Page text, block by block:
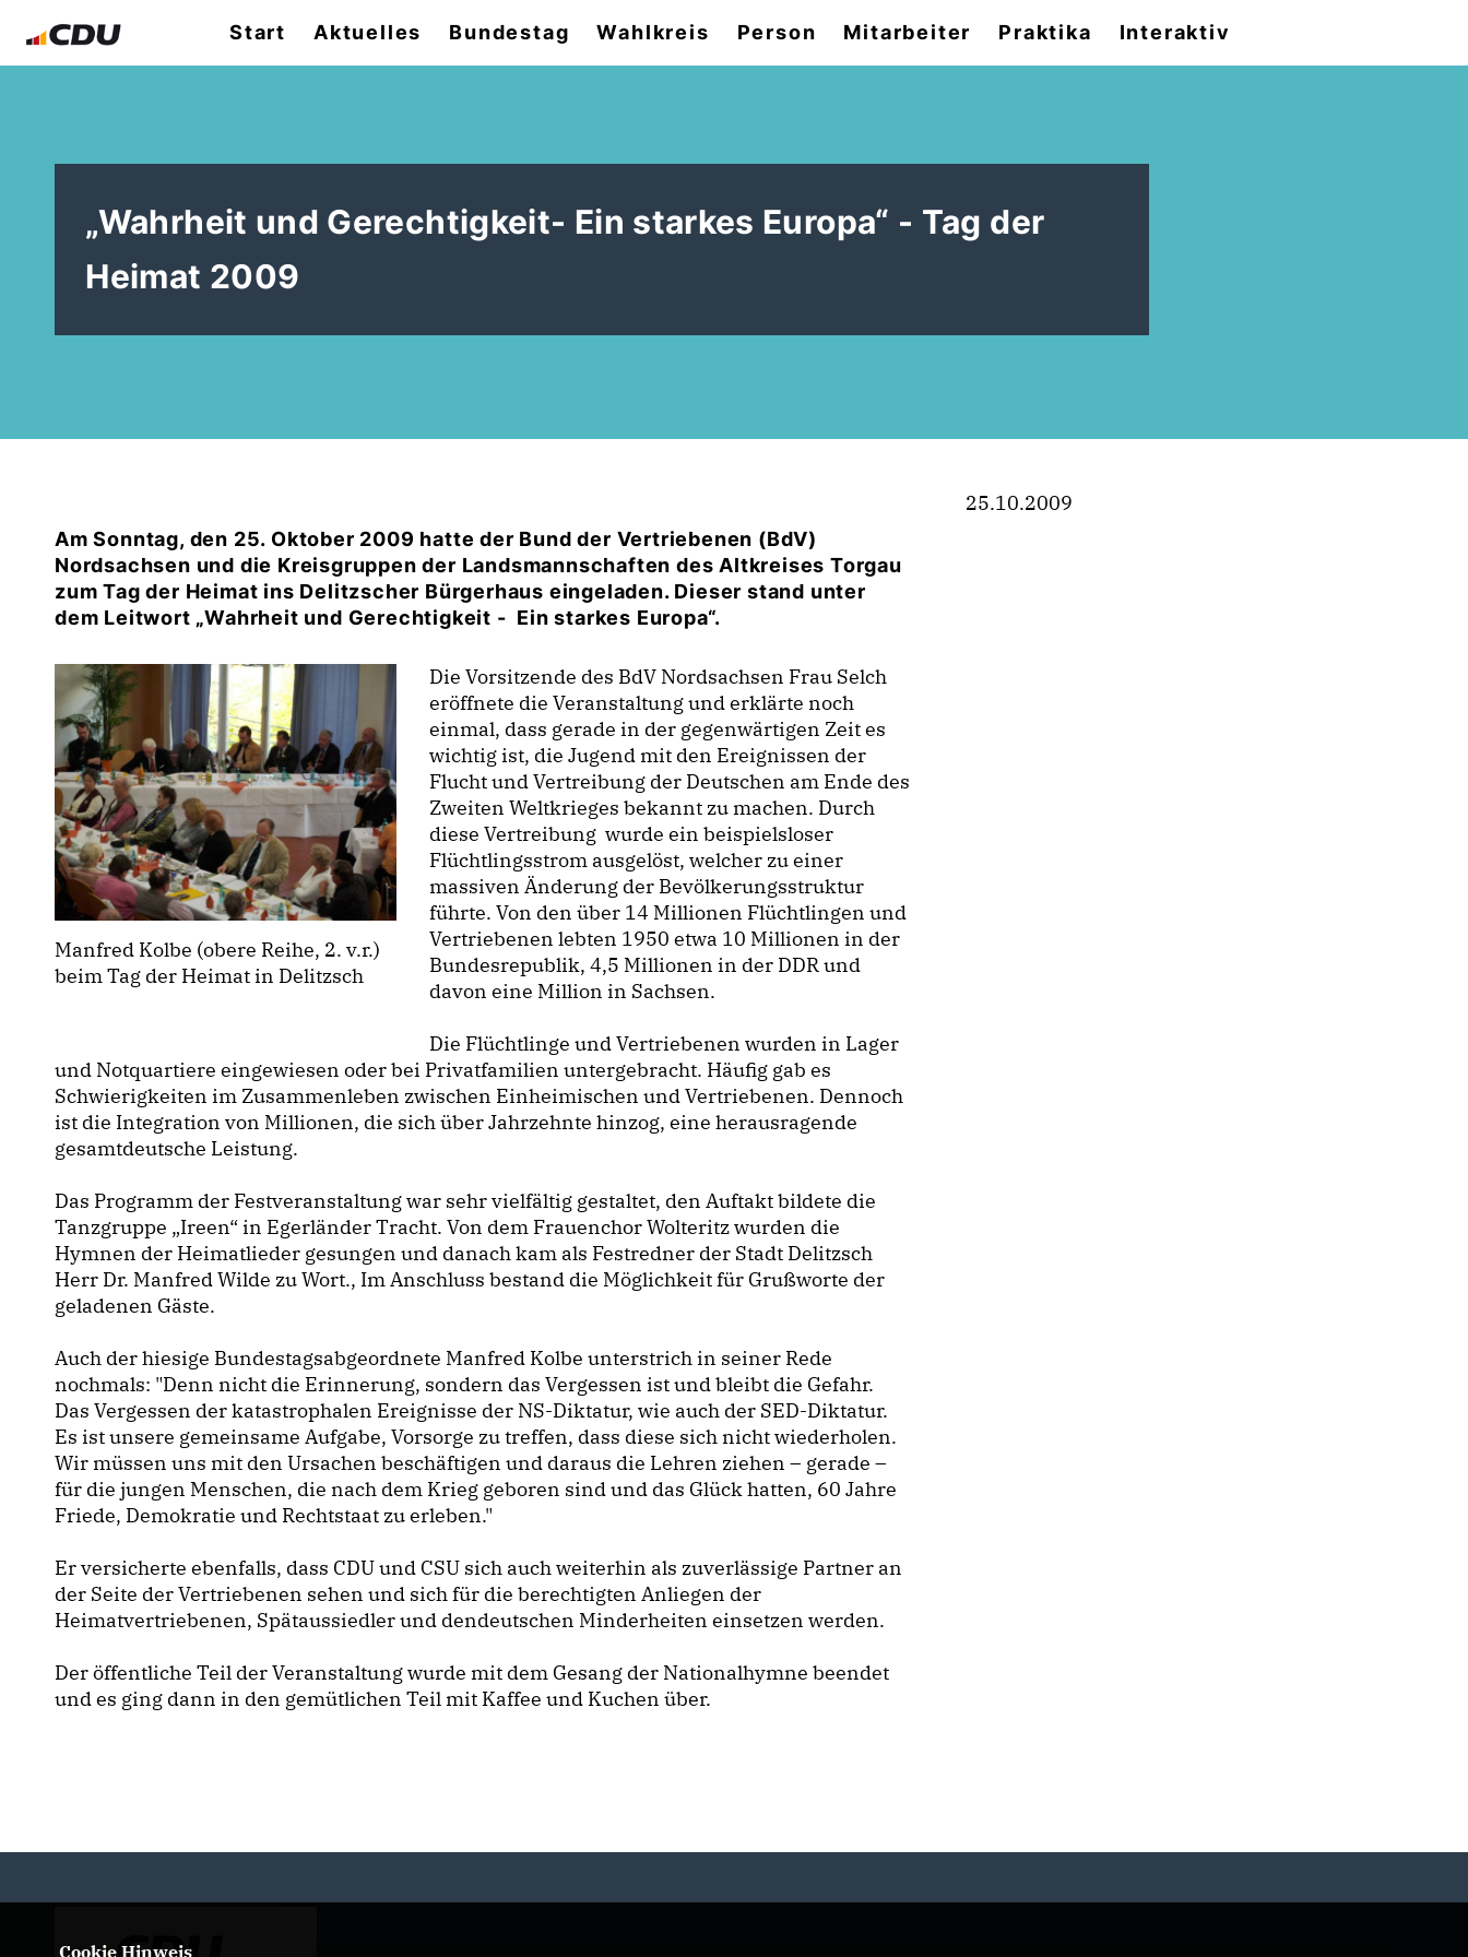
Start Aktuelles Bundestag Wahlkreis Person Mitarbeiter Praktika Interaktiv
Wahrheit und Gerechtigkeit- Ein starkes Europa“ - Tag der
Heimat 2009
Am Sonntag, den 25. Oktober 2009 hatte der Bund der Vertriebenen (BdV)
Nordsachsen und die Kreisgruppen der Landsmannschaften des Altkreises Torgau
zum Tag der Heimat ins Delitzscher Bürgerhaus eingeladen. Dieser stand unter
dem Leitwort „Wahrheit und Gerechtigkeit - Ein starkes Europa“.
Manfred Kolbe (obere Reihe, 2. v.r.)
beim Tag der Heimat in Delitzsch
Die Vorsitzende des BdV Nordsachsen Frau Selch
eröffnete die Veranstaltung und erklärte noch
einmal, dass gerade in der gegenwärtigen Zeit es
wichtig ist, die Jugend mit den Ereignissen der
Flucht und Vertreibung der Deutschen am Ende des
Zweiten Weltkrieges bekannt zu machen. Durch
diese Vertreibung wurde ein beispielsloser
Flüchtlingsstrom ausgelöst, welcher zu einer
massiven Änderung der Bevölkerungsstruktur
führte. Von den über 14 Millionen Flüchtlingen und
Vertriebenen lebten 1950 etwa 10 Millionen in der
Bundesrepublik, 4,5 Millionen in der DDR und
davon eine Million in Sachsen.
Die Flüchtlinge und Vertriebenen wurden in Lager
und Notquartiere eingewiesen oder bei Privatfamilien untergebracht. Häufig gab es
Schwierigkeiten im Zusammenleben zwischen Einheimischen und Vertriebenen. Dennoch
ist die Integration von Millionen, die sich über Jahrzehnte hinzog, eine herausragende
gesamtdeutsche Leistung.
Das Programm der Festveranstaltung war sehr vielfältig gestaltet, den Auftakt bildete die
Tanzgruppe „Ireen“ in Egerländer Tracht. Von dem Frauenchor Wolteritz wurden die
Hymnen der Heimatlieder gesungen und danach kam als Festredner der Stadt Delitzsch
Herr Dr. Manfred Wilde zu Wort., Im Anschluss bestand die Möglichkeit für Grußworte der
geladenen Gäste.
Auch der hiesige Bundestagsabgeordnete Manfred Kolbe unterstrich in seiner Rede
nochmals: "Denn nicht die Erinnerung, sondern das Vergessen ist und bleibt die Gefahr.
Das Vergessen der katastrophalen Ereignisse der NS-Diktatur, wie auch der SED-Diktatur.
Es ist unsere gemeinsame Aufgabe, Vorsorge zu treffen, dass diese sich nicht wiederholen.
Wir müssen uns mit den Ursachen beschäftigen und daraus die Lehren ziehen – gerade –
für die jungen Menschen, die nach dem Krieg geboren sind und das Glück hatten, 60 Jahre
Friede, Demokratie und Rechtstaat zu erleben."
Er versicherte ebenfalls, dass CDU und CSU sich auch weiterhin als zuverlässige Partner an
der Seite der Vertriebenen sehen und sich für die berechtigten Anliegen der
Heimatvertriebenen, Spätaussiedler und dendeutschen Minderheiten einsetzen werden.
Der öffentliche Teil der Veranstaltung wurde mit dem Gesang der Nationalhymne beendet
und es ging dann in den gemütlichen Teil mit Kaffee und Kuchen über.
25.10.2009
Cookie Hinweis